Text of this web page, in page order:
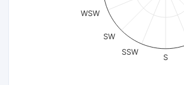
S
SSW
SW
WSW